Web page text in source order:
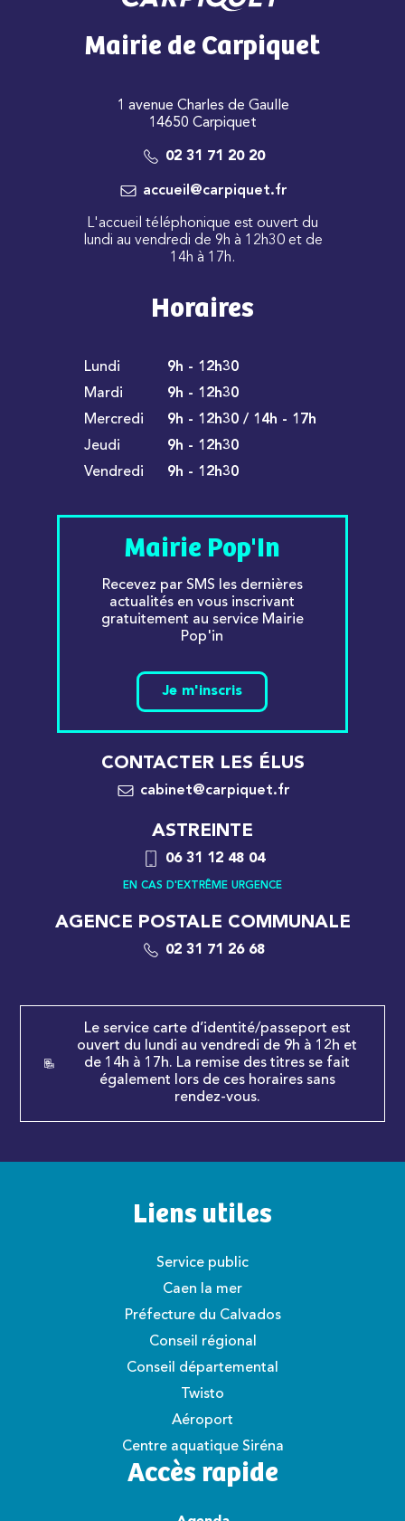
Mairie de Carpiquet
1 avenue Charles de Gaulle
14650 Carpiquet
02 31 71 20 20
accueil@carpiquet.fr
L'accueil téléphonique est ouvert du
lundi au vendredi de 9h à 12h30 et de
14h à 17h.
Horaires
Lundi
9h - 12h30
Mardi
9h - 12h30
Mercredi
9h - 12h30 / 14h - 17h
Jeudi
9h - 12h30
Vendredi
9h - 12h30
Mairie Pop'In
Recevez par SMS les dernières
actualités en vous inscrivant
gratuitement au service Mairie
Pop'in
Je m'inscris
CONTACTER LES ÉLUS
cabinet@carpiquet.fr
ASTREINTE
06 31 12 48 04
EN CAS D'EXTRÊME URGENCE
AGENCE POSTALE COMMUNALE
02 31 71 26 68
Le service carte d’identité/passeport est
ouvert du lundi au vendredi de 9h à 12h et
de 14h à 17h. La remise des titres se fait
également lors de ces horaires sans
rendez-vous.
Liens utiles
Service public
Caen la mer
Préfecture du Calvados
Conseil régional
Conseil départemental
Twisto
Aéroport
Centre aquatique Siréna
Accès rapide